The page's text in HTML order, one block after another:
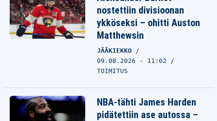
nostettiin divisioonan
ykköseksi – ohitti Auston
Matthewsin
JÄÄKIEKKO
09.08.2026 - 11:02
TOIMITUS
NBA-tähti James Harden
pidätettiin ase autossa –